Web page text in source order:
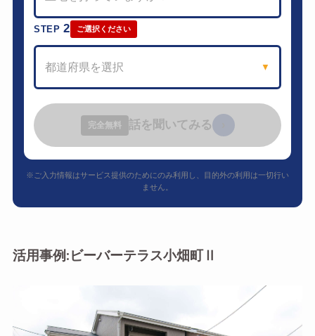
STEP2 ご選択ください
都道府県を選択 ▼
完全無料 話を聞いてみる
※ご入力情報はサービス提供のためにのみ利用し、目的外の利用は一切行い
ません。
活用事例:ビーバーテラス小畑町Ⅱ